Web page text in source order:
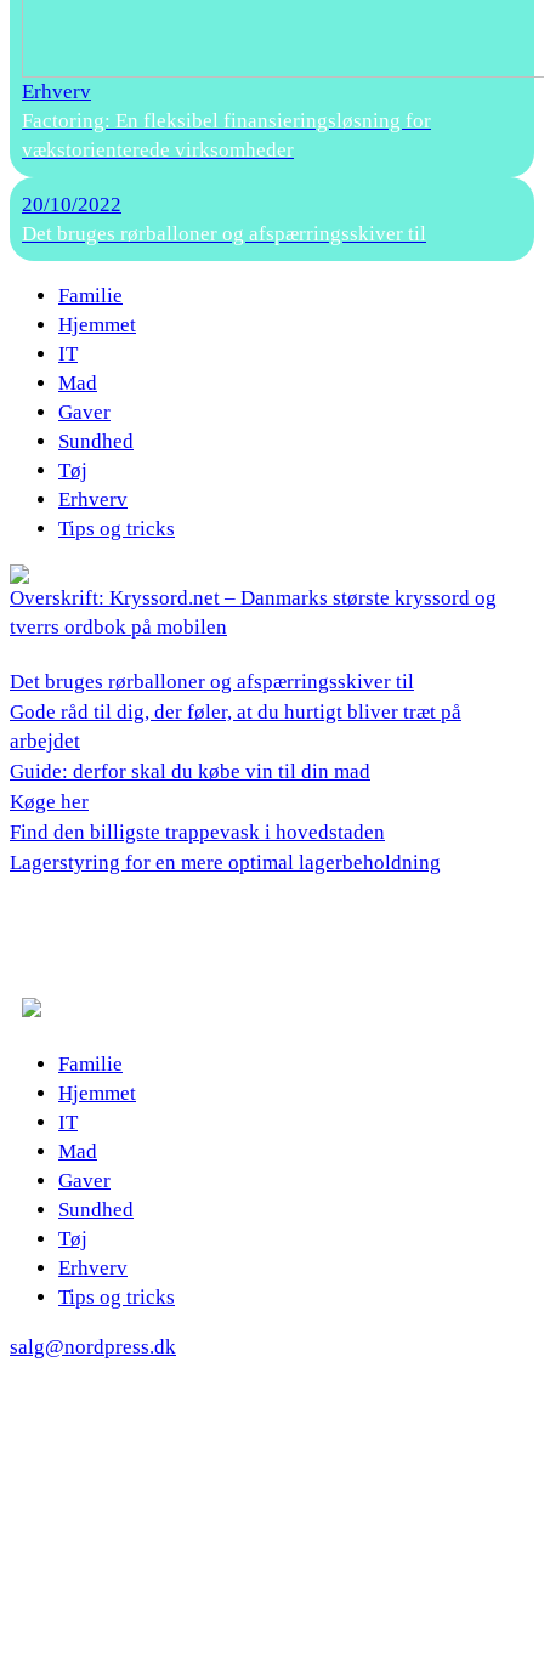
Erhverv
Factoring: En fleksibel finansieringsløsning for
vækstorienterede virksomheder
20/10/2022
Det bruges rørballoner og afspærringsskiver til
Familie
Hjemmet
IT
Mad
Gaver
Sundhed
Tøj
Erhverv
Tips og tricks
Overskrift: Kryssord.net – Danmarks største kryssord og
tverrs ordbok på mobilen
Det bruges rørballoner og afspærringsskiver til
Gode råd til dig, der føler, at du hurtigt bliver træt på
arbejdet
Guide: derfor skal du købe vin til din mad
Køge her
Find den billigste trappevask i hovedstaden
Lagerstyring for en mere optimal lagerbeholdning
Familie
Hjemmet
IT
Mad
Gaver
Sundhed
Tøj
Erhverv
Tips og tricks
salg@nordpress.dk